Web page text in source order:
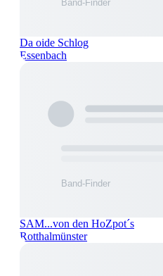
Da oide Schlog
Essenbach
SAM...von den HoZpot´s
Rotthalmünster